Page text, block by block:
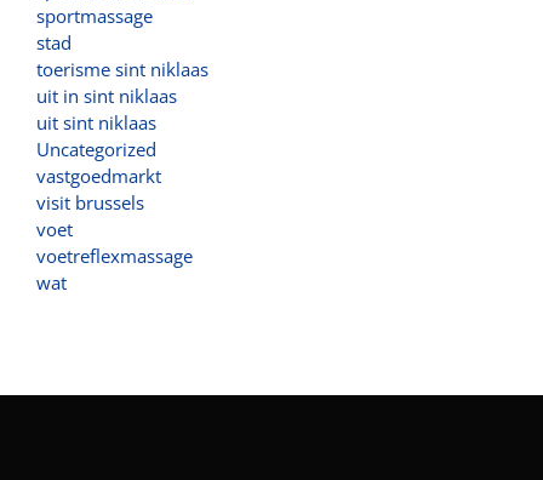
sportmassage
stad
toerisme sint niklaas
uit in sint niklaas
uit sint niklaas
Uncategorized
vastgoedmarkt
visit brussels
voet
voetreflexmassage
wat